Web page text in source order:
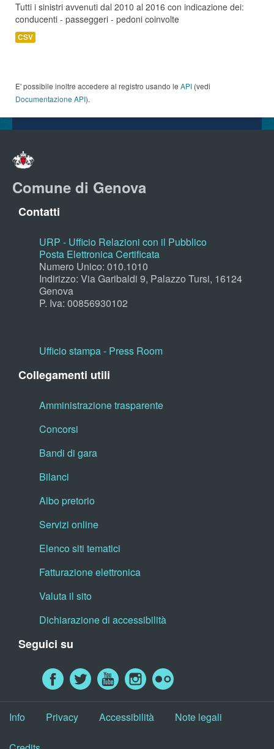
Tutti i sinistri avvenuti dal 2010 al 2016 con indicazione dei:
conducenti - passeggeri - pedoni coinvolte
CSV
E' possibile inoltre accedere al registro usando le API (vedi
Documentazione API).
Comune di Genova
Contatti
URP - Ufficio Relazioni con il Pubblico
Posta Elettronica Certificata
Numero Unico: 010.1010
Indirizzo: Via Garibaldi 9, Palazzo Tursi, 16124
Genova
P. Iva: 00856930102
Ufficio stampa - Press Room
Collegamenti utili
Amministrazione trasparente
Concorsi
Bandi di gara
Bilanci
Albo pretorio
Servizi online
Elenco siti tematici
Fatturazione elettronica
Valuta il sito
Dichiarazione di accessibilità
Seguici su
Info Privacy Accessibilità Note legali